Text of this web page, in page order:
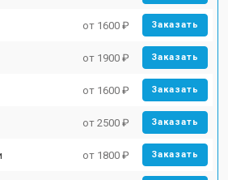
от 1600 ₽ Заказать
от 1900 ₽ Заказать
от 1600 ₽ Заказать
от 2500 ₽ Заказать
от 1800 ₽ Заказать